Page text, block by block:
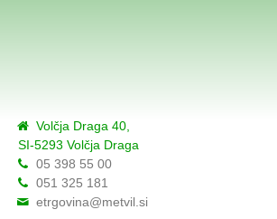
Volčja Draga 40,
SI-5293 Volčja Draga
05 398 55 00
051 325 181
etrgovina@metvil.si